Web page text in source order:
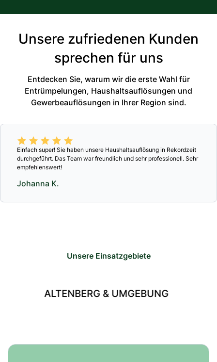
Unsere zufriedenen Kunden
sprechen für uns
Entdecken Sie, warum wir die erste Wahl für
Entrümpelungen, Haushaltsauflösungen und
Gewerbeauflösungen in Ihrer Region sind.
Einfach super! Sie haben unsere Haushaltsauflösung in Rekordzeit
durchgeführt. Das Team war freundlich und sehr professionell. Sehr
empfehlenswert!
Johanna K.
Unsere Einsatzgebiete
& UMGEBUNG